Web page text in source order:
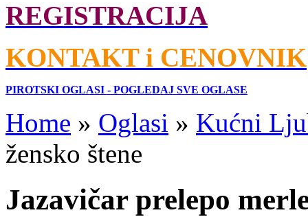
REGISTRACIJA
KONTAKT i CENOVNIK
PIROTSKI OGLASI - POGLEDAJ SVE OGLASE
Home » Oglasi » Kućni
žensko štene
Jazavičar prelepo